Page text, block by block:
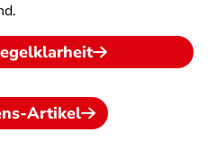
Artikel